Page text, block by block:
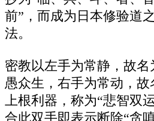
前”，而成为日本修验道
法。
密教以左手为常静，故
愚众生，右手为常动，
上根利器，称为“悲智双
合此双手即表示断除“贪